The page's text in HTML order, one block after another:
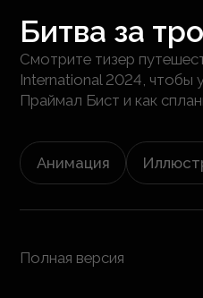
Битва за
Смотрите тизер
International 2024, чтобы
Праймал Бист и как
Анимация
Полная версия